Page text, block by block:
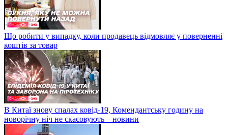
Що робити у випадку, коли продавець відмовляє у поверненні
коштів за товар
В Китаї знову спалах ковід-19, Комендантську годину на
новорічну ніч не скасовують – новини